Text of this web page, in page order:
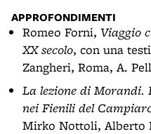
APPROFONDIMENTI
Romeo Forni, Viaggio
XX secolo, con una
Zangheri, Roma, A.
La lezione di Morandi.
nei Fienili del
Mirko Nottoli, Alberto